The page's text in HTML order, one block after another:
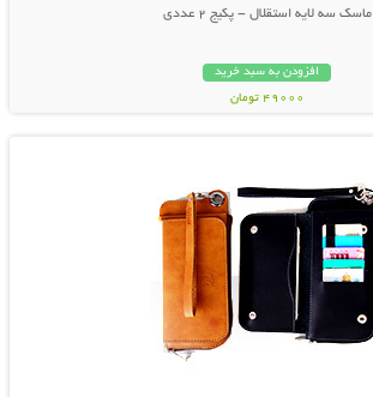
ماسک سه لایه استقلال - پکیج 2 عددی
افزودن به سبد خرید
49000 تومان
نمایش توضیحات بیشتر